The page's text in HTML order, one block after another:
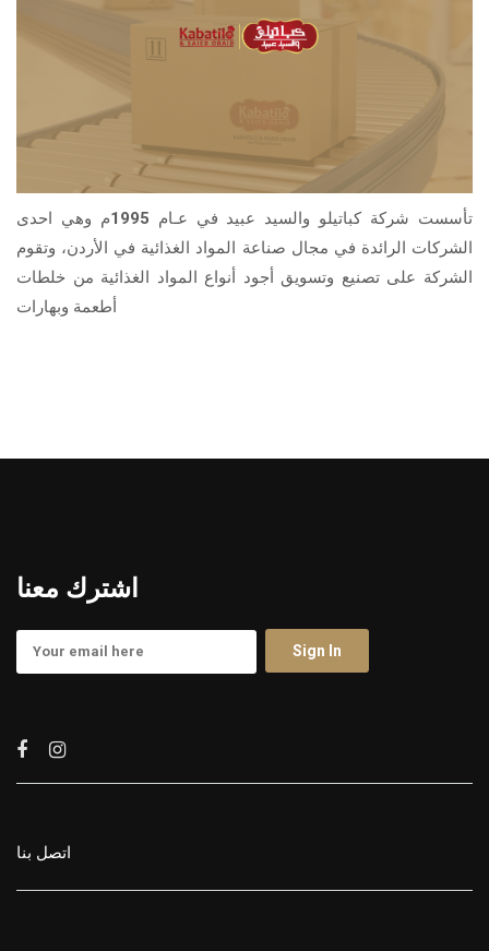
تأسست شركة كباتيلو والسيد عبيد في عـام 1995م وهي احدى
الشركات الرائدة في مجال صناعة المواد الغذائية في الأردن، وتقوم
الشركة على تصنيع وتسويق أجود أنواع المواد الغذائية من خلطات
أطعمة وبهارات
اشترك معنا
اتصل بنا